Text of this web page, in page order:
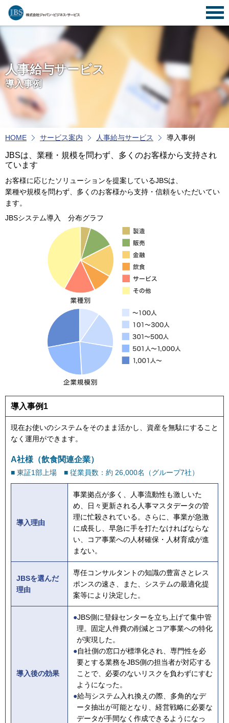
人事給与サービス
導入事例
HOME サービス案内 人事給与サービス 導入事例
JBSは、業種・規模を問わず、多くのお客様から支持され
ています
お客様に応じたソリューションを提案しているJBSは、
業種や規模を問わず、多くのお客様から支持・信頼をいただいてい
ます。
JBSシステム導入 分布グラフ
導入事例1
現在お使いのシステムをそのまま活かし、資産を無駄にすること
なく運用ができます。
A社様（飲食関連企業）
■ 東証1部上場 ■ 従業員数：約 26,000名（グループ7社）
導入理由
事業拠点が多く、人事流動性も激しいた
め、日々更新される人事マスタデータの管
理に忙殺されている。さらに、事業が急激
に成長し、早急に手を打たなければならな
い、コア事業への人材確保・人材育成が進
まない。
JBSを選んだ
理由
専任コンサルタントの知識の豊富さとレス
ポンスの速さ、また、システムの最適化提
案等により決定した。
導入後の効果
●JBS側に登録センターを立ち上げて集中管
理。固定人件費の削減とコア事業への特化
が実現した。
●自社側の窓口が標準化され、専門性を必
要とする業務をJBS側の担当者が対応する
ことで、必要のないリスクを負わずにすむ
ようになった。
●給与システム入れ換えの際、多角的なデ
ータ抽出が可能となり、経営戦略に必要な
データが手間なく作成できるようになっ